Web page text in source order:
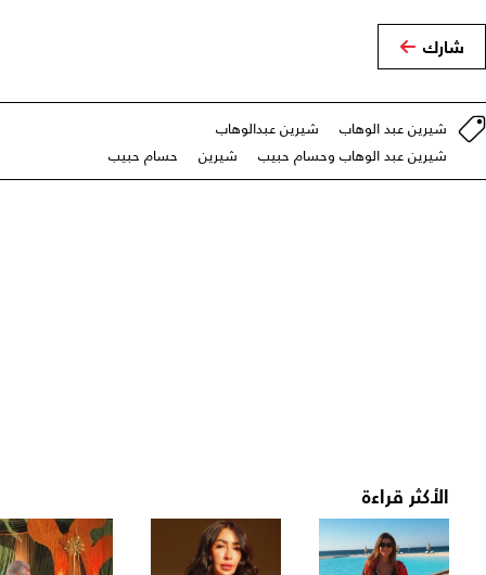
شارك
شيرين عبد الوهاب
شيرين عبدالوهاب
شيرين عبد الوهاب وحسام حبيب
شيرين حسام حبيب
الأكثر قراءة